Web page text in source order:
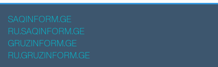
SAQINFORM.GE
RU.SAQINFORM.GE
GRUZINFORM.GE
RU.GRUZINFORM.GE